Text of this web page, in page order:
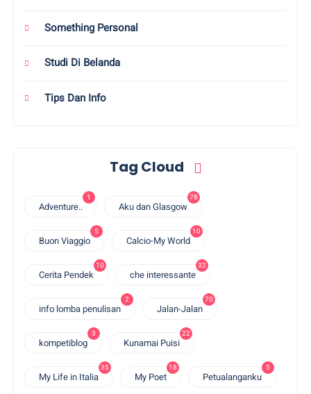
Something Personal
Studi Di Belanda
Tips Dan Info
Tag Cloud
Adventure..
1
Aku dan Glasgow
78
Buon Viaggio
5
Calcio-My World
10
Cerita Pendek
10
che interessante
32
info lomba penulisan
2
Jalan-Jalan
70
kompetiblog
3
Kunamai Puisi
22
My Life in Italia
35
My Poet
18
Petualanganku
5